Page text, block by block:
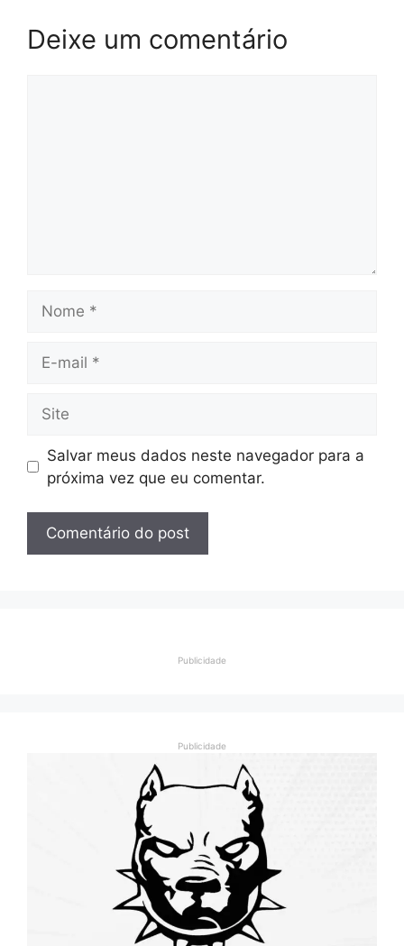
Deixe um comentário
mail
Salvar meus dados neste navegador para a
próxima vez que eu comentar.
Publicidade
Publicidade